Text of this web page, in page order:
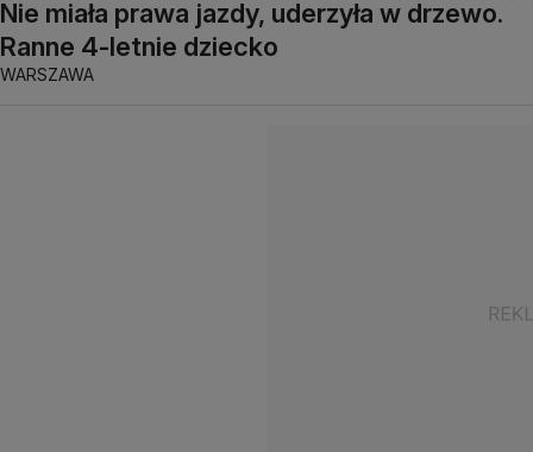
Nie miała prawa jazdy, uderzyła w drzewo.
Ranne 4-letnie dziecko
WARSZAWA